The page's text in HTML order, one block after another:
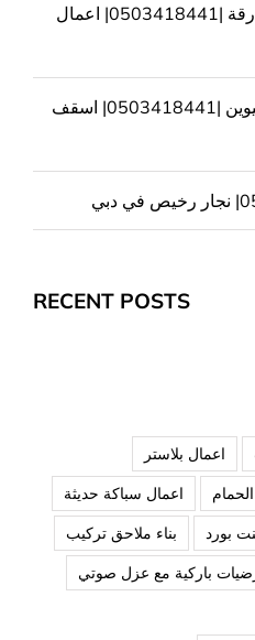
شركة صيانة عامة في الشارقة |0503418441| اعمال
تركيب فورسيلنج في ام القيوين |0503418441| اسقف
RECENT POSTS
اعمال بلاستر
اعمال سباكة حديثة
بورد
بناء ملاحق تركيب
باركية مع عزل صوتي